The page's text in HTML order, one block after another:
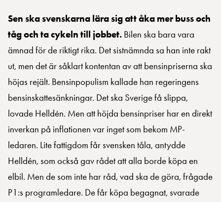
Sen ska svenskarna lära sig att åka mer buss och
tåg och ta cykeln till jobbet. Bilen ska bara vara
ämnad för de riktigt rika. Det sistnämnda sa han inte rakt
ut, men det är såklart kontentan av att bensinpriserna ska
höjas rejält. Bensinpopulism kallade han regeringens
bensinskattesänkningar. Det ska Sverige få slippa,
lovade Helldén. Men att höjda bensinpriser har en direkt
inverkan på inflationen var inget som bekom MP-
ledaren. Lite fattigdom får svensken tåla, antydde
Helldén, som också gav rådet att alla borde köpa en
elbil. Men de som inte har råd, vad ska de göra, frågade
P1:s programledare. De får köpa begagnat, svarade